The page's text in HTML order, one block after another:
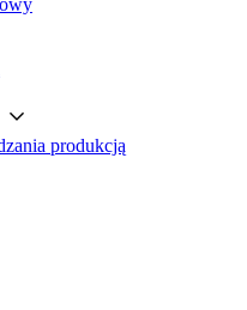
produkcją